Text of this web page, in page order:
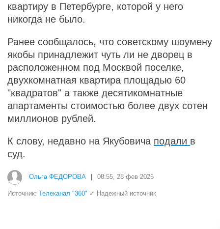
квартиру в Петербурге, которой у него
никогда не было.
Ранее сообщалось, что советскому шоумену
якобы принадлежит чуть ли не дворец в
расположенном под Москвой поселке,
двухкомнатная квартира площадью 60
"квадратов" а также десятикомнатные
апартаменты стоимостью более двух сотен
миллионов рублей.
К слову, недавно на Якубовича подали в
суд.
Ольга ФЕДОРОВА 08:55, 28 фев 2025
Источник: Телеканал "360" ✓ Надежный источник